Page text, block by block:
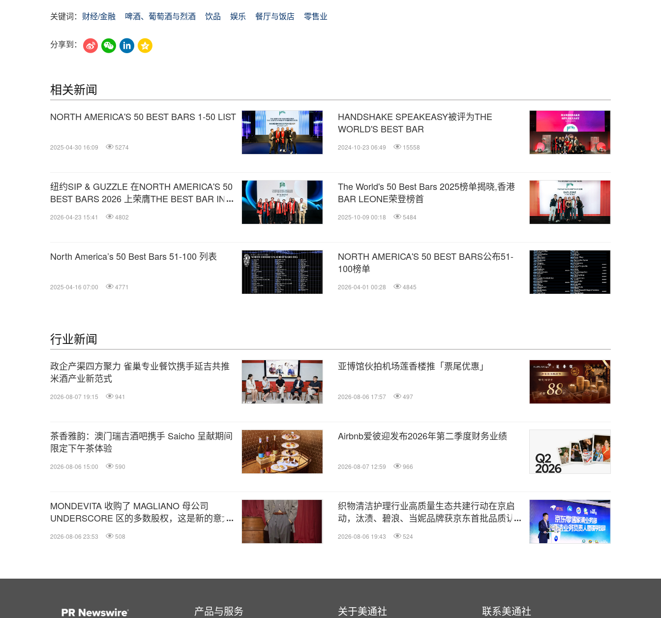
关键词： 财经/金融 啤酒、葡萄酒与烈酒 饮品 娱乐 餐厅与饭店 零售业
分享到：
相关新闻
NORTH AMERICA'S 50 BEST BARS 1-50 LIST
2025-04-30 16:09 5274
HANDSHAKE SPEAKEASY被评为THE
WORLD'S BEST BAR
2024-10-23 06:49 15558
纽约SIP & GUZZLE 在NORTH AMERICA'S 50
BEST BARS 2026 上荣膺THE BEST BAR IN
2026-04-23 15:41 4802
The World's 50 Best Bars 2025榜单揭晓,香港
BAR LEONE荣登榜首
2025-10-09 00:18 5484
North America’s 50 Best Bars 51-100 列表
2025-04-16 07:00 4771
NORTH AMERICA'S 50 BEST BARS公布51-
100榜单
2026-04-01 00:28 4845
行业新闻
政企产渠四方聚力 雀巢专业餐饮携手延吉共推
米酒产业新范式
2026-08-07 19:15 941
亚博馆伙拍机场莲香楼推「票尾优惠」
2026-08-06 17:57 497
茶香雅韵：澳门瑞吉酒吧携手 Saicho 呈献期间
限定下午茶体验
2026-08-06 15:00 590
Airbnb爱彼迎发布2026年第二季度财务业绩
2026-08-07 12:59 966
MONDEVITA 收购了 MAGLIANO 母公司
UNDERSCORE 区的多数股权，这是新的意大
2026-08-06 23:53 508
织物清洁护理行业高质量生态共建行动在京启
动，汰渍、碧浪、当妮品牌获京东首批品质认
2026-08-06 19:43 524
产品与服务 关于美通社 联系美通社